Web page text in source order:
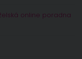
online poradna